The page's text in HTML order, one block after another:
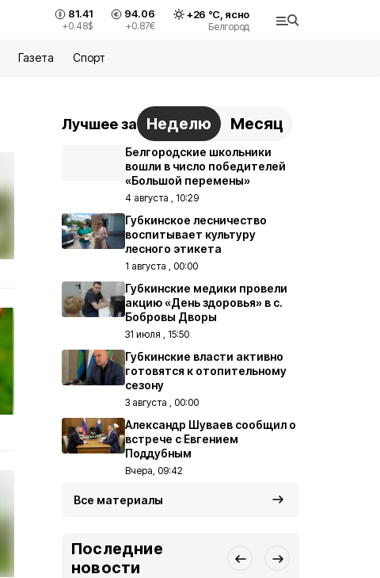
81.41
+0.48$
94.06
+0.87€
+26 °С, ясно
Белгород
Газета Спорт
Лучшее за Неделю Месяц
Белгородские школьники
вошли в число победителей
«Большой перемены»
4 августа , 10:29
Губкинское лесничество
воспитывает культуру
лесного этикета
1 августа , 00:00
Губкинские медики провели
акцию «День здоровья» в с.
Бобровы Дворы
31 июля , 15:50
Губкинские власти активно
готовятся к отопительному
сезону
3 августа , 00:00
Александр Шуваев сообщил о
встрече с Евгением
Поддубным
Вчера, 09:42
Все материалы
Последние
новости